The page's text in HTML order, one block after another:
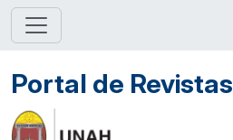
Portal de Revistas